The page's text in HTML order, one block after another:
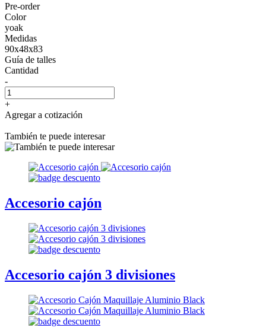
Pre-order
Color
yoak
Medidas
90x48x83
Guía de talles
Cantidad
-
+
Agregar a cotización
También te puede interesar
Accesorio cajón
Accesorio cajón 3 divisiones